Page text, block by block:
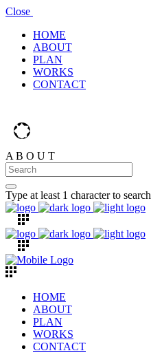
Close
HOME
ABOUT
PLAN
WORKS
CONTACT
A B O U T
Type at least 1 character to search
HOME
ABOUT
PLAN
WORKS
CONTACT